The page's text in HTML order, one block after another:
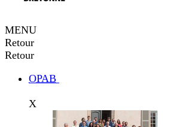
MENU
Retour
Retour
OPAB
X